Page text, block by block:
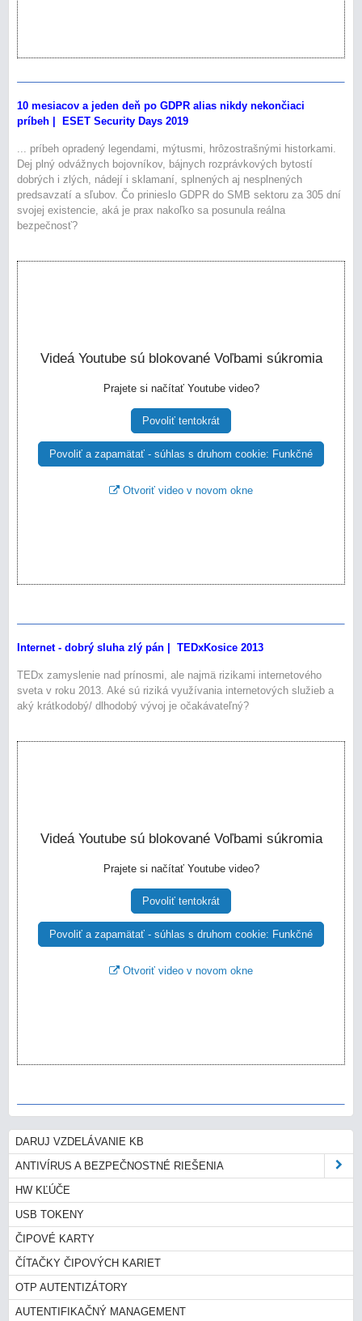
10 mesiacov a jeden deň po GDPR alias nikdy nekončiaci
príbeh | ESET Security Days 2019
... príbeh opradený legendami, mýtusmi, hrôzostrašnými historkami.
Dej plný odvážnych bojovníkov, bájnych rozprávkových bytostí
dobrých i zlých, nádejí i sklamaní, splnených aj nesplnených
predsavzatí a sľubov. Čo prinieslo GDPR do SMB sektoru za 305 dní
svojej existencie, aká je prax nakoľko sa posunula reálna
bezpečnosť?
Videá Youtube sú blokované Voľbami súkromia
Prajete si načítať Youtube video?
Povoliť tentokrát
Povoliť a zapamätať - súhlas s druhom cookie: Funkčné
Otvoriť video v novom okne
Internet - dobrý sluha zlý pán | TEDxKosice 2013
TEDx zamyslenie nad prínosmi, ale najmä rizikami internetového
sveta v roku 2013. Aké sú riziká využívania internetových služieb a
aký krátkodobý/ dlhodobý vývoj je očakávateľný?
Videá Youtube sú blokované Voľbami súkromia
Prajete si načítať Youtube video?
Povoliť tentokrát
Povoliť a zapamätať - súhlas s druhom cookie: Funkčné
Otvoriť video v novom okne
DARUJ VZDELÁVANIE KB
ANTIVÍRUS A BEZPEČNOSTNÉ RIEŠENIA
HW KĽÚČE
USB TOKENY
ČIPOVÉ KARTY
ČÍTAČKY ČIPOVÝCH KARIET
OTP AUTENTIZÁTORY
AUTENTIFIKAČNÝ MANAGEMENT